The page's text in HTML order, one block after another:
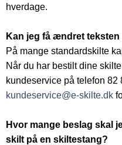
hverdage.
Kan jeg få ændret teksten
På mange standardskilte
Når du har bestilt dine
kundeservice på telefon 82
kundeservice@e-skilte.dk
Hvor mange beslag skal
skilt på en skiltestang?